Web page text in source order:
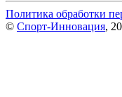
Политика обработки
© Спорт-Инновация,